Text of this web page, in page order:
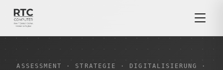
ASSESSMENT · STRATEGIE · DIGITALISIERUNG ·